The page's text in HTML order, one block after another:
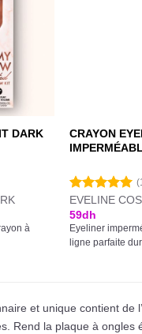
DARK
à
CRAYON
Note 5.00
sur 5
EVELINE
59dh
Eyeliner
ligne parfaite
et unique contient de
Rend la plaque à